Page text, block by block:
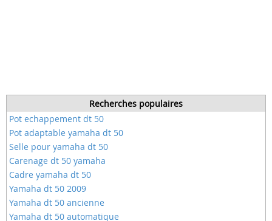
Recherches populaires
Pot echappement dt 50
Pot adaptable yamaha dt 50
Selle pour yamaha dt 50
Carenage dt 50 yamaha
Cadre yamaha dt 50
Yamaha dt 50 2009
Yamaha dt 50 ancienne
Yamaha dt 50 automatique